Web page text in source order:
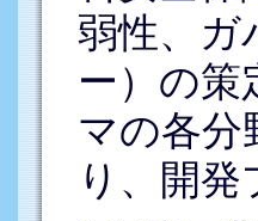
弱性、ガ
ー）の策
マの各分
り、開